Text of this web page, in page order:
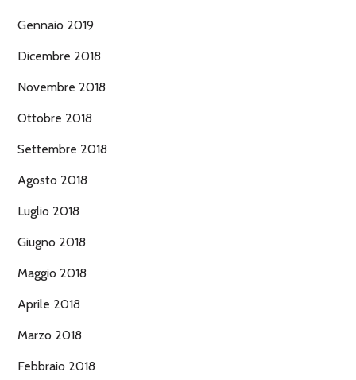
Gennaio 2019
Dicembre 2018
Novembre 2018
Ottobre 2018
Settembre 2018
Agosto 2018
Luglio 2018
Giugno 2018
Maggio 2018
Aprile 2018
Marzo 2018
Febbraio 2018